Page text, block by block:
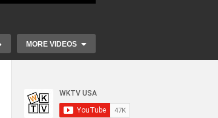
MORE VIDEOS